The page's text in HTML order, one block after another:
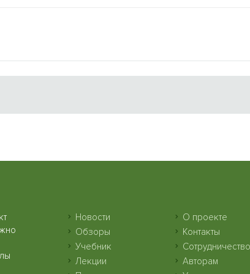
Новости
Обзоры
Учебник
Лекции
О проекте
Контакты
Сотрудничество
Авторам